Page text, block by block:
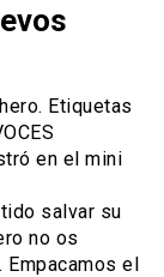
Etiquetas
en el mini
salvar su
no os
Empacamos el